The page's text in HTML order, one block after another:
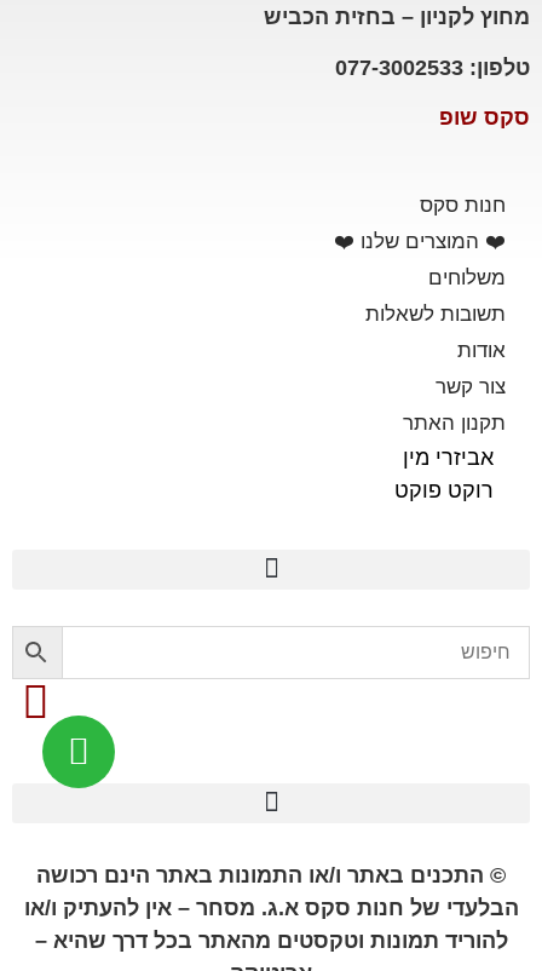
מחוץ לקניון – בחזית הכביש
טלפון: 077-3002533
סקס שופ
חנות סקס
❤️ המוצרים שלנו ❤️
משלוחים
תשובות לשאלות
אודות
צור קשר
תקנון האתר
אביזרי מין
רוקט פוקט
© התכנים באתר ו/או התמונות באתר הינם רכושה
הבלעדי של חנות סקס א.ג. מסחר – אין להעתיק ו/או
להוריד תמונות וטקסטים מהאתר בכל דרך שהיא –